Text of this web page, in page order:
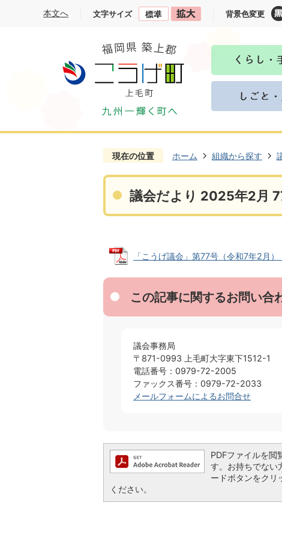
本文へ 文字サイズ 背景色変更
現在の位置 ホーム 組織から探す
議会だより 2025年2月
「こうげ議会」第77号（令和7年2月
この記事に関するお問い合
議会事務局
〒871-0993 上毛町大字東下1512-1
電話番号：0979-72-2005
ファックス番号：0979-72-2033
メールフォームによるお問合せ
PDFファイルを
す。お持ちでな
ードボタンをクリ
ください。